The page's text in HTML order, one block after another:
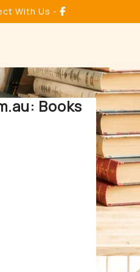
With Us -
Books